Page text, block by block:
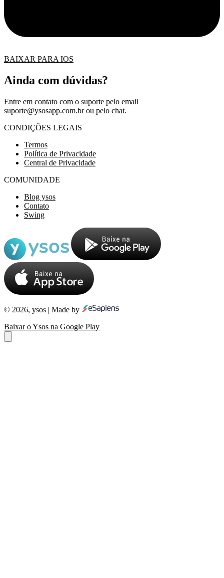
BAIXAR PARA IOS
Ainda com dúvidas?
Entre em contato com o suporte pelo email
suporte@ysosapp.com.brou pelo chat.
CONDIÇÕES LEGAIS
Termos
Política de Privacidade
Central de Privacidade
COMUNIDADE
Blog ysos
Contato
Swing
© 2026, ysos | Made by
Baixar o Ysos na Google Play